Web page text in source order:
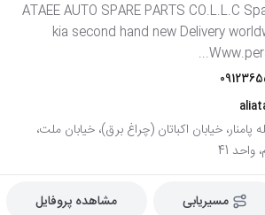
ATAEE AUTO SPARE PARTS CO.L.L.C
kia second hand new Delivery
12، محله پامنار، خیابان اکباتان (چراغ برق)، خیابان ملت،
41
مسیریابی مشاهده پروفایل